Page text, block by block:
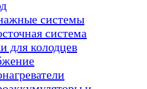
системы
система
для колодцев